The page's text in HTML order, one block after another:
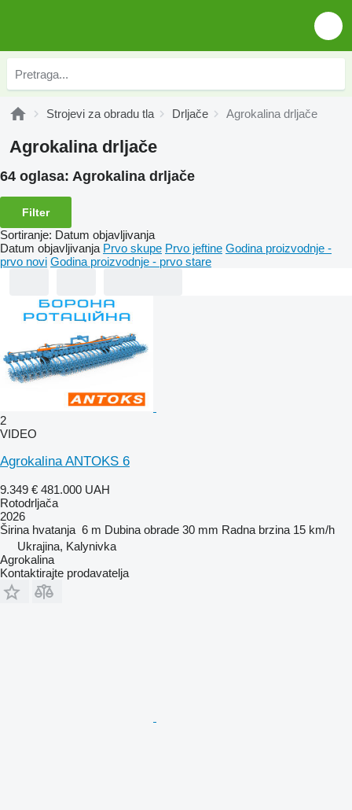
Strojevi za obradu tla Drljače Agrokalina drljače
Agrokalina drljače
64 oglasa: Agrokalina drljače
Filter
Sortiranje: Datum objavljivanja
Datum objavljivanja Prvo skupe Prvo jeftine Godina proizvodnje -
prvo novi Godina proizvodnje - prvo stare
2
VIDEO
Agrokalina ANTOKS 6
9.349 € 481.000 UAH
Rotodrljača
2026
Širina hvatanja 6 m Dubina obrade 30 mm Radna brzina 15 km/h
Ukrajina, Kalynivka
Agrokalina
Kontaktirajte prodavatelja